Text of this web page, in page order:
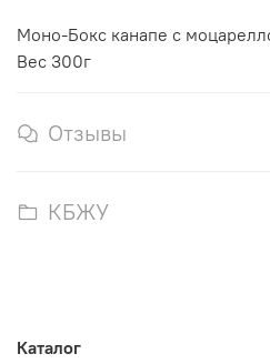
Моно-Бокс канапе с
Вес 300г
Отзывы
КБЖУ
Каталог